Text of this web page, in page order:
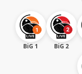
BiG 1 BiG 2